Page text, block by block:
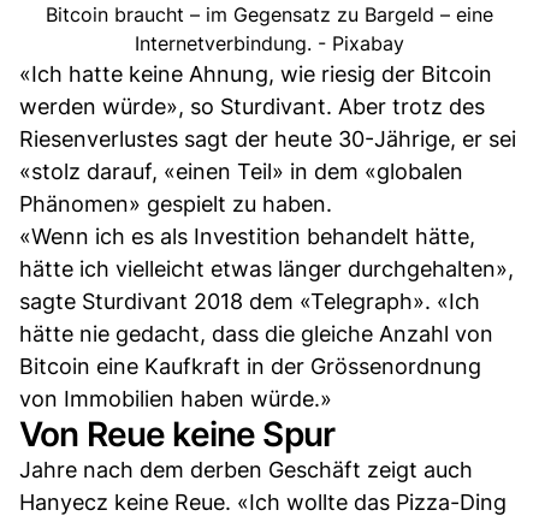
Bitcoin braucht – im Gegensatz zu Bargeld – eine
Internetverbindung. - Pixabay
«Ich hatte keine Ahnung, wie riesig der Bitcoin
werden würde», so Sturdivant. Aber trotz des
Riesenverlustes sagt der heute 30-Jährige, er sei
«stolz darauf, «einen Teil» in dem «globalen
Phänomen» gespielt zu haben.
«Wenn ich es als Investition behandelt hätte,
hätte ich vielleicht etwas länger durchgehalten»,
sagte Sturdivant 2018 dem «Telegraph». «Ich
hätte nie gedacht, dass die gleiche Anzahl von
Bitcoin eine Kaufkraft in der Grössenordnung
von Immobilien haben würde.»
Von Reue keine Spur
Jahre nach dem derben Geschäft zeigt auch
Hanyecz keine Reue. «Ich wollte das Pizza-Ding